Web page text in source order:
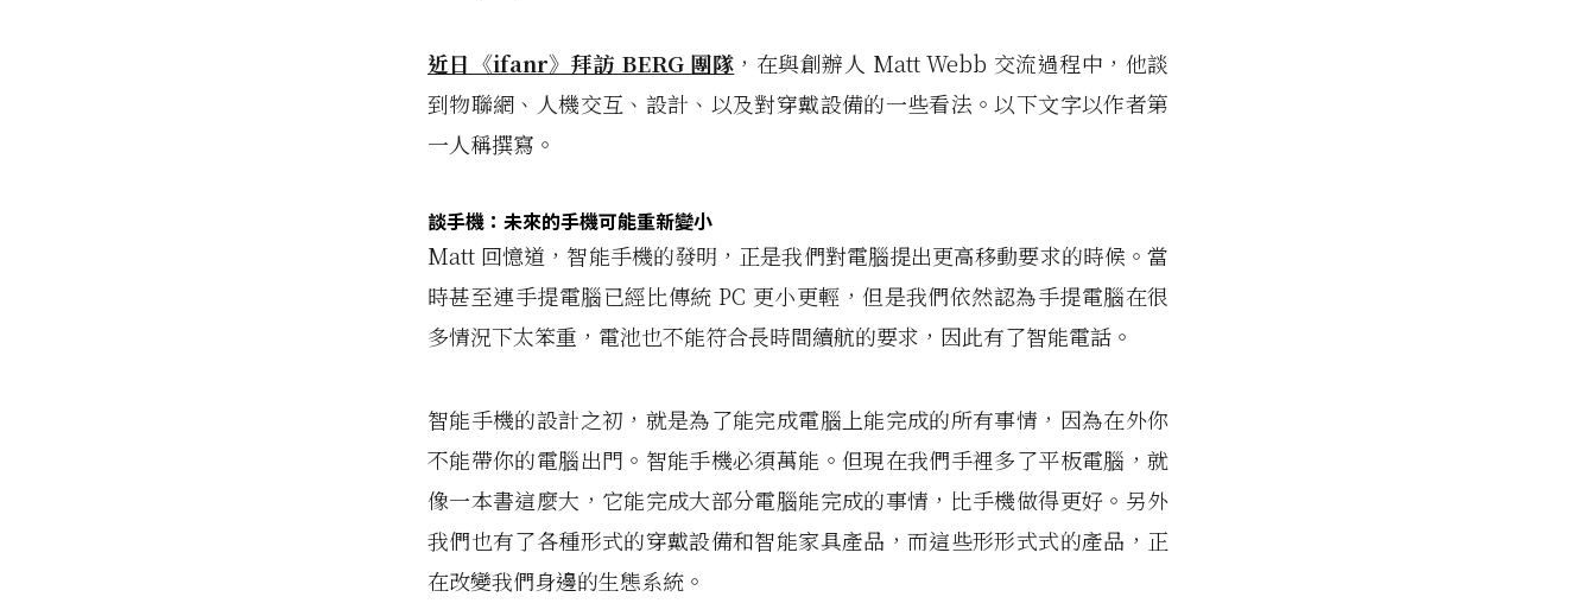
近日《ifanr》拜訪 BERG 團隊 ，在與創辦人 Matt Webb 交流過程中，他談
到物聯網、人機交互、設計、以及對穿戴設備的一些看法。以下文字以作者第
一人稱撰寫。
談手機：未來的手機可能重新變小
Matt 回憶道，智能手機的發明，正是我們對電腦提出更高移動要求的時候。 當
時甚至連手提電腦已經比傳統 PC 更小更輕，但是我們依然認為手提電腦在很
多情況下太笨重，電池也不能符合長時間續航的要求，因此有了智能電話。
智能手機的設計之初，就是為了能完成電腦上能完成的所有事情，因為在外你
不能帶你的電腦出門。 智能手機必須萬能。 但現在我們手裡多了平板電腦，就
像一本書這麼大，它能完成大部分電腦能完成的事情，比手機做得更好。 另外
我們也有了各種形式的穿戴設備和智能家具產品，而這些形形式式的產品，正
在改變我們身邊的生態系統。